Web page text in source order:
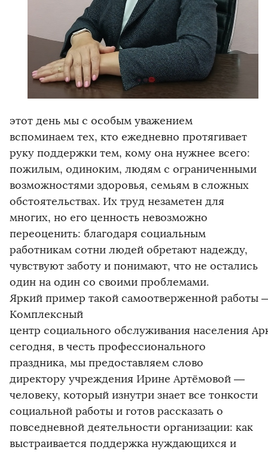
этот день мы с особым уважением
вспоминаем тех, кто ежедневно протягивает
руку поддержки тем, кому она нужнее всего:
пожилым, одиноким, людям с ограниченными
возможностями здоровья, семьям в сложных
обстоятельствах. Их труд незаметен для
многих, но его ценность невозможно
переоценить: благодаря социальным
работникам сотни людей обретают надежду,
чувствуют заботу и понимают, что не остались
один на один со своими проблемами.
Яркий пример такой самоотверженной работы
Комплексный
центр социального обслуживания населения
сегодня, в честь профессионального
праздника, мы предоставляем слово
директору учреждения Ирине Артёмовой —
человеку, который изнутри знает все тонкости
социальной работы и готов рассказать о
повседневной деятельности организации: как
выстраивается поддержка нуждающихся и